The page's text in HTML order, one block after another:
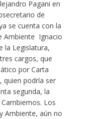
Pagani en
de
se cuenta con la
Ambiente Ignacio
la Legislatura,
cargos, que
por Carta
quien podría ser
segunda, la
Los
Ambiente, aún no